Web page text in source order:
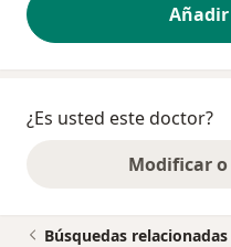
¿Es usted este doctor?
Modificar
Búsquedas relacionadas